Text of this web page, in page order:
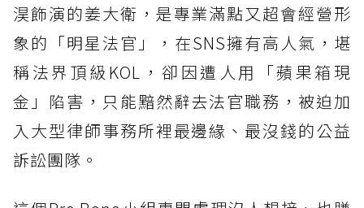
淏飾演的姜大衛，是專業滿點又超會經營形
象的「明星法官」，在SNS擁有高人氣，堪
稱法界頂級KOL，卻因遭人用「蘋果箱現
金」陷害，只能黯然辭去法官職務，被迫加
入大型律師事務所裡最邊緣、最沒錢的公益
訴訟團隊。